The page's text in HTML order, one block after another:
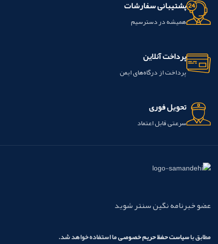
پشتیبانی سفارشات
همیشه در دسترسیم
پرداخت آنلاین
پرداخت از درگاه‌های ایمن
تحویل فوری
سرعتی قابل اعتماد
عضو خبرنامه نگین سنتر شوید
مطابق باسیاست حفظ حریم خصوصیما استفاده خواهد شد.